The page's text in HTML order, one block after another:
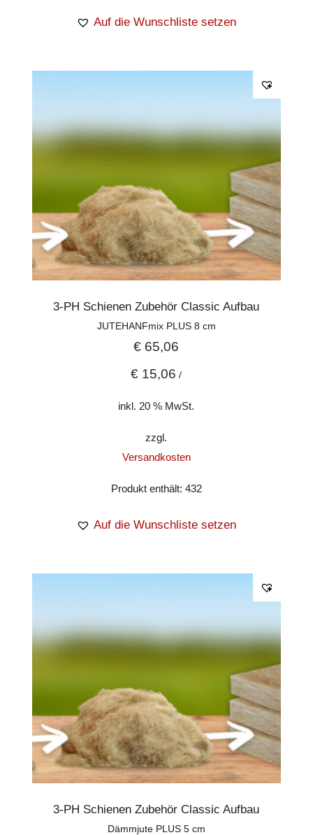
Auf die Wunschliste setzen
3-PH Schienen Zubehör Classic Aufbau
JUTEHANFmix PLUS 8 cm
€ 65,06
€ 15,06 /
inkl. 20 % MwSt.
zzgl.
Versandkosten
Produkt enthält: 432
Auf die Wunschliste setzen
3-PH Schienen Zubehör Classic Aufbau
Dämmjute PLUS 5 cm